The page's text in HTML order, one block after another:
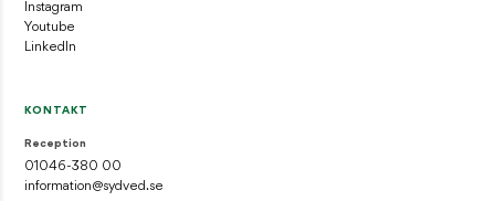
Instagram
Youtube
LinkedIn
KONTAKT
Reception
01046-380 00
information@sydved.se